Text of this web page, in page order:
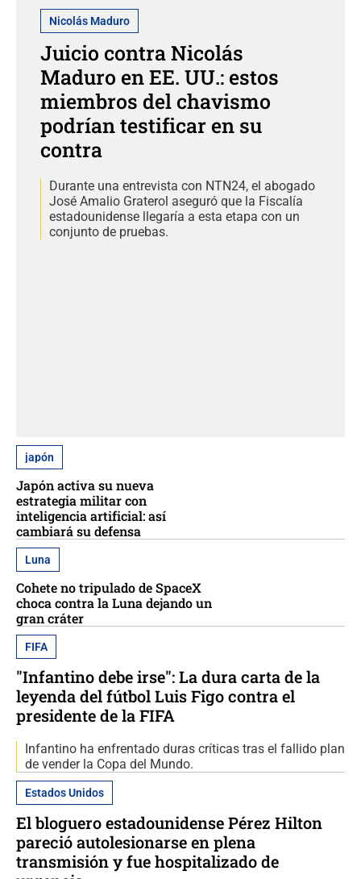
Nicolás Maduro
Juicio contra Nicolás
Maduro en EE. UU.: estos
miembros del chavismo
podrían testificar en su
contra
Durante una entrevista con NTN24, el abogado
José Amalio Graterol aseguró que la Fiscalía
estadounidense llegaría a esta etapa con un
conjunto de pruebas.
japón
Japón activa su nueva
estrategia militar con
inteligencia artificial: así
cambiará su defensa
Luna
Cohete no tripulado de SpaceX
choca contra la Luna dejando un
gran cráter
FIFA
"Infantino debe irse": La dura carta de la
leyenda del fútbol Luis Figo contra el
presidente de la FIFA
Infantino ha enfrentado duras críticas tras el fallido plan
de vender la Copa del Mundo.
Estados Unidos
El bloguero estadounidense Pérez Hilton
pareció autolesionarse en plena
transmisión y fue hospitalizado de